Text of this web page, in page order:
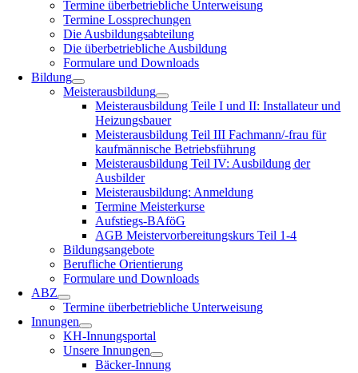
Termine überbetriebliche Unterweisung
Termine Lossprechungen
Die Ausbildungsabteilung
Die überbetriebliche Ausbildung
Formulare und Downloads
Bildung
Meisterausbildung
Meisterausbildung Teile I und II: Installateur und
Heizungsbauer
Meisterausbildung Teil III Fachmann/-frau für
kaufmännische Betriebsführung
Meisterausbildung Teil IV: Ausbildung der
Ausbilder
Meisterausbildung: Anmeldung
Termine Meisterkurse
Aufstiegs-BAföG
AGB Meistervorbereitungskurs Teil 1-4
Bildungsangebote
Berufliche Orientierung
Formulare und Downloads
ABZ
Termine überbetriebliche Unterweisung
Innungen
KH-Innungsportal
Unsere Innungen
Bäcker-Innung